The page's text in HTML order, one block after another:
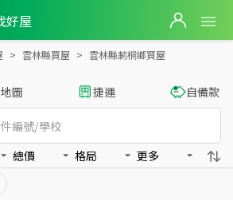
好屋
桐鄉買房：店面房屋物件出售、房價分析
雲林縣買屋 雲林縣莿桐鄉買屋
地圖 捷運 自備款
總價 格局 更多